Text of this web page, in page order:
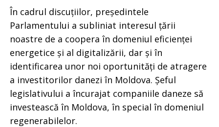
În cadrul discuțiilor, președintele
Parlamentului a subliniat interesul țării
noastre de a coopera în domeniul eficienței
energetice și al digitalizării, dar și în
identificarea unor noi oportunități de atragere
a investitorilor danezi în Moldova. Șeful
legislativului a încurajat companiile daneze să
investească în Moldova, în special în domeniul
regenerabilelor.